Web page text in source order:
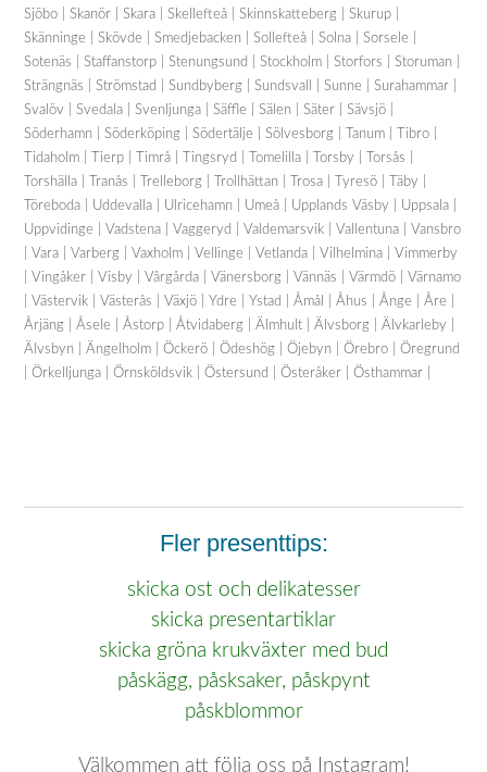
Sjöbo | Skanör | Skara | Skellefteå | Skinnskatteberg | Skurup |
Skänninge | Skövde | Smedjebacken | Sollefteå | Solna | Sorsele |
Sotenäs | Staffanstorp | Stenungsund | Stockholm | Storfors | Storuman |
Strängnäs | Strömstad | Sundbyberg | Sundsvall | Sunne | Surahammar |
Svalöv | Svedala | Svenljunga | Säffle | Sälen | Säter | Sävsjö |
Söderhamn | Söderköping | Södertälje | Sölvesborg | Tanum | Tibro |
Tidaholm | Tierp | Timrå | Tingsryd | Tomelilla | Torsby | Torsås |
Torshälla | Tranås | Trelleborg | Trollhättan | Trosa | Tyresö | Täby |
Töreboda | Uddevalla | Ulricehamn | Umeå | Upplands Väsby | Uppsala |
Uppvidinge | Vadstena | Vaggeryd | Valdemarsvik | Vallentuna | Vansbro
| Vara | Varberg | Vaxholm | Vellinge | Vetlanda | Vilhelmina | Vimmerby
| Vingåker | Visby | Vårgårda | Vänersborg | Vännäs | Värmdö | Värnamo
| Västervik | Västerås | Växjö | Ydre | Ystad | Åmål | Åhus | Ånge | Åre |
Årjäng | Åsele | Åstorp | Åtvidaberg | Älmhult | Älvsborg | Älvkarleby |
Älvsbyn | Ängelholm | Öckerö | Ödeshög | Öjebyn | Örebro | Öregrund
| Örkelljunga | Örnsköldsvik | Östersund | Österåker | Östhammar |
Fler presenttips:
skicka ost och delikatesser
skicka presentartiklar
skicka gröna krukväxter med bud
påskägg, påsksaker, påskpynt
påskblommor
Välkommen att följa oss på Instagram!